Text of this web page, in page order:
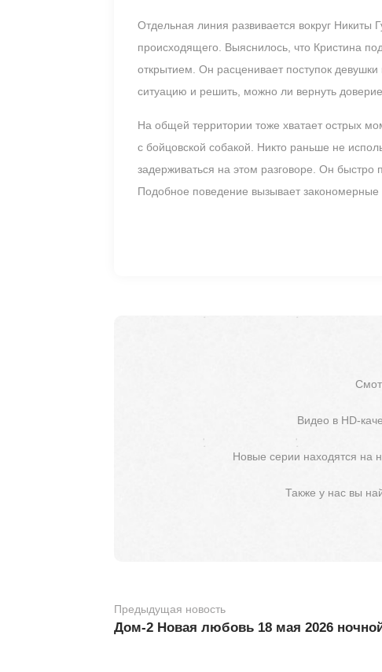
Отдельная линия развивается вокруг
происходящего. Выяснилось, что Кристина
открытием. Он расценивает поступок
ситуацию и решить, можно ли вернуть
На общей территории тоже хватает острых
с бойцовской собакой. Никто раньше не
задерживаться на этом разговоре. Он
Подобное поведение вызывает закономерные
Видео в HD-
Новые серии находятся на
Также у нас вы
Предыдущая новость
Дом-2 Новая любовь 18 мая 2026